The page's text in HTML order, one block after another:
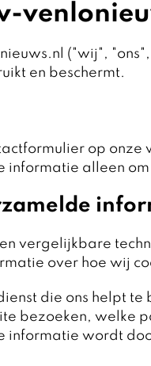
("wij",
en beschermt.
op
alleen
vergelijkbare
over hoe wij
die ons helpt
bezoeken, welke
wordt